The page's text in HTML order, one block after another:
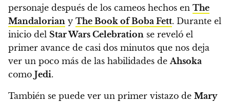
personaje después de los cameos hechos en The
Mandalorian y The Book of Boba Fett. Durante el
inicio del Star Wars Celebration se reveló el
primer avance de casi dos minutos que nos deja
ver un poco más de las habilidades de Ahsoka
como Jedi.
También se puede ver un primer vistazo de Mary